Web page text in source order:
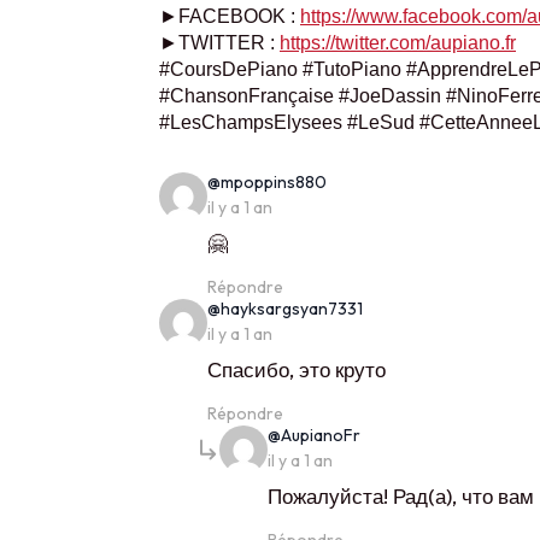
►FACEBOOK : https://www.facebook.com/
►TWITTER : https://twitter.com/aupiano.fr
#CoursDePiano #TutoPiano
#ChansonFrançaise #JoeDassin
#LesChampsElysees #LeSud
@mpoppins880
il y a 1 an
🤗
Répondre
@hayksargsyan7331
il y a 1 an
Спасибо, это круто
Répondre
@AupianoFrsays:
il y a 1 an
Пожалуйста! Рад(а), что